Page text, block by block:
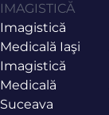
IMAGISTICĂ
Imagistică
Medicală Iaşi
Imagistică
Medicală
Suceava